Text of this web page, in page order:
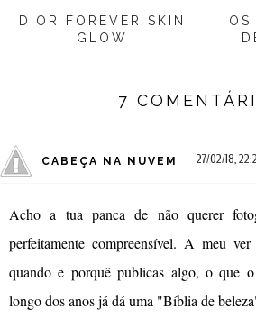
DIOR FOREVER SKIN
GLOW
OS
7
CABEÇA NA NUVEM 27/02/18,
Acho a tua panca de não querer
perfeitamente compreensível. A meu
quando e porquê publicas algo, o que
longo dos anos já dá uma "Bíblia de